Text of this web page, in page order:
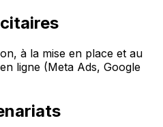
à la mise en place et au
ligne (Meta Ads, Google